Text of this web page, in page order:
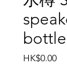
bottle
HK$0.00價